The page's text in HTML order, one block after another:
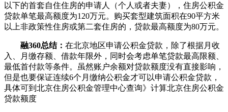
以下的首套自住住房的申请人（个人或者夫妻），住房公积金
贷款单笔最高额度为120万元。购买套型建筑面积在90平方米
以上非政策性住房或第二套住房的，贷款最高额度为80万元。
融360总结： 在北京地区申请公积金贷款，除了根据月收
入、月缴存额、借款年限外，同时会考虑单笔贷款最高限额、
最低首付款等条件。虽然账户余额对贷款额度没有直接影响，
但是也要保证连续6个月缴纳公积金才可以申请公积金贷款，
具体可到北京住房公积金管理中心查询》计算北京住房公积金
贷款额度